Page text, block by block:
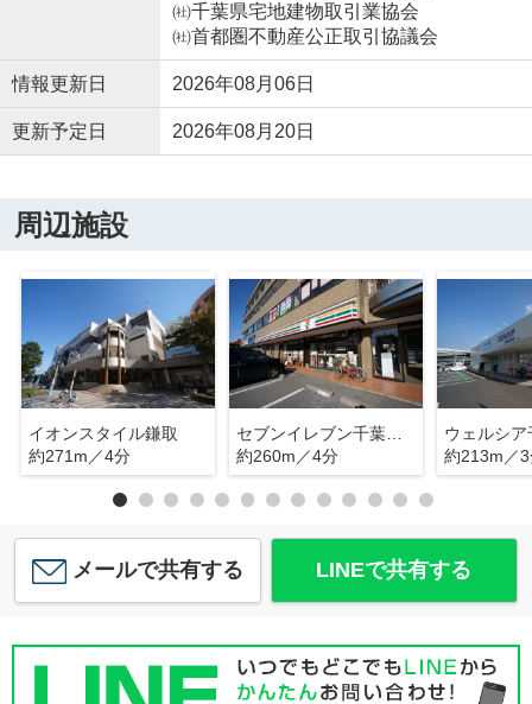
㈳千葉県宅地建物取引業協会
㈳首都圏不動産公正取引協議会
情報更新日 2026年08月06日
更新予定日 2026年08月20日
周辺施設
イオンスタイル鎌取
約271m／4分
セブンイレブン千葉鎌取駅前店
約260m／4分
約213m／
メールで共有する LINEで共有する